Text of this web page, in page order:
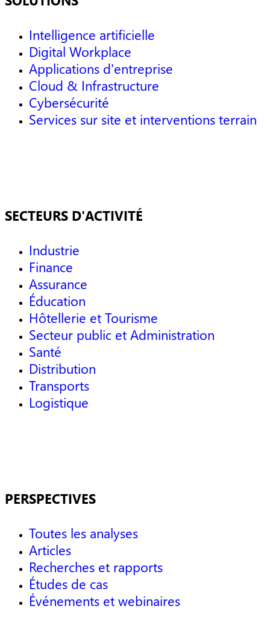
Intelligence artificielle
Digital Workplace
Applications d'entreprise
Cloud & Infrastructure
Cybersécurité
Services sur site et interventions terrain
SECTEURS D'ACTIVITÉ
Industrie
Finance
Assurance
Éducation
Hôtellerie et Tourisme
Secteur public et Administration
Santé
Distribution
Transports
Logistique
PERSPECTIVES
Toutes les analyses
Articles
Recherches et rapports
Études de cas
Événements et webinaires